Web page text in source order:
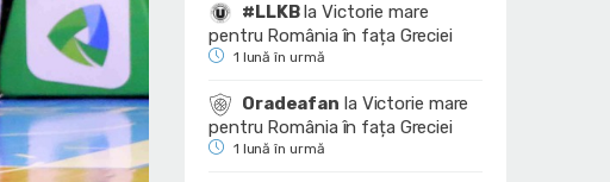
#LLKBlaVictorie mare
pentru România în fața Greciei
1 lună în urmă
Oradeafan la Victorie mare
pentru România în fața Greciei
1 lună în urmă